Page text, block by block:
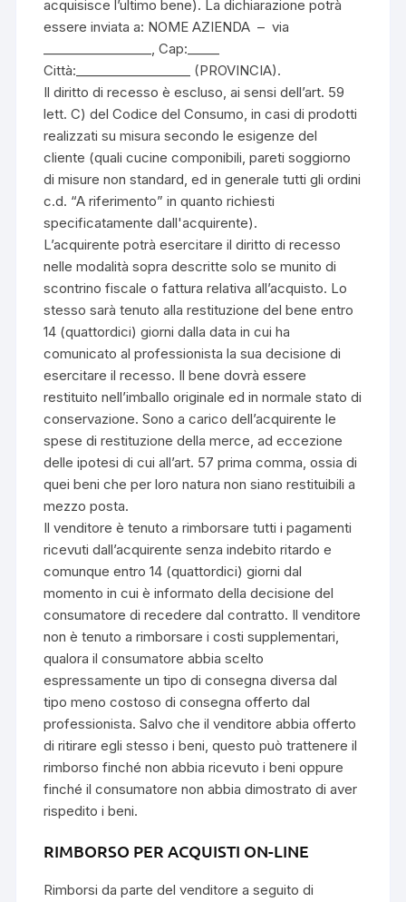
acquisisce l’ultimo bene). La dichiarazione potrà
essere inviata a: NOME AZIENDA – via
_________________, Cap:_____
Città:__________________ (PROVINCIA).
Il diritto di recesso è escluso, ai sensi dell’art. 59
lett. C) del Codice del Consumo, in casi di prodotti
realizzati su misura secondo le esigenze del
cliente (quali cucine componibili, pareti soggiorno
di misure non standard, ed in generale tutti gli ordini
c.d. “A riferimento” in quanto richiesti
specificatamente dall'acquirente).
L’acquirente potrà esercitare il diritto di recesso
nelle modalità sopra descritte solo se munito di
scontrino fiscale o fattura relativa all’acquisto. Lo
stesso sarà tenuto alla restituzione del bene entro
14 (quattordici) giorni dalla data in cui ha
comunicato al professionista la sua decisione di
esercitare il recesso. Il bene dovrà essere
restituito nell’imballo originale ed in normale stato di
conservazione. Sono a carico dell’acquirente le
spese di restituzione della merce, ad eccezione
delle ipotesi di cui all’art. 57 prima comma, ossia di
quei beni che per loro natura non siano restituibili a
mezzo posta.
Il venditore è tenuto a rimborsare tutti i pagamenti
ricevuti dall’acquirente senza indebito ritardo e
comunque entro 14 (quattordici) giorni dal
momento in cui è informato della decisione del
consumatore di recedere dal contratto. Il venditore
non è tenuto a rimborsare i costi supplementari,
qualora il consumatore abbia scelto
espressamente un tipo di consegna diversa dal
tipo meno costoso di consegna offerto dal
professionista. Salvo che il venditore abbia offerto
di ritirare egli stesso i beni, questo può trattenere il
rimborso finché non abbia ricevuto i beni oppure
finché il consumatore non abbia dimostrato di aver
rispedito i beni.
RIMBORSO PER ACQUISTI ON-LINE
Rimborsi da parte del venditore a seguito di